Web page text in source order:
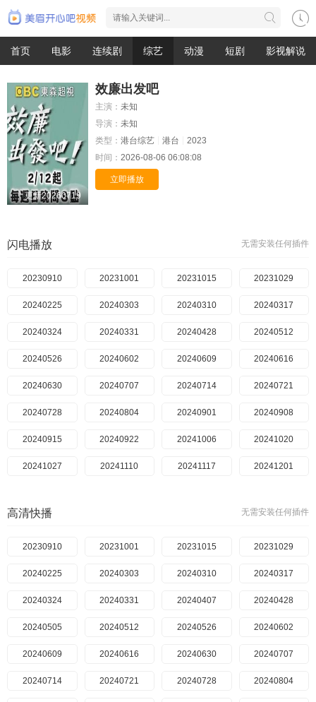
首页 电影 连续剧 综艺 动漫 短剧 影视解说
更新20260719
效廉出发吧
主演： 未知
导演： 未知
类型： 港台综艺 港台
2023
时间： 2026-08-06 06:08:08
立即播放
无需安装任何插件
闪电播放
20230910 20231001 20231015 20231029
20240225 20240303 20240310 20240317
20240324 20240331 20240428 20240512
20240526 20240602 20240609 20240616
20240630 20240707 20240714 20240721
20240728 20240804 20240901 20240908
20240915 20240922 20241006 20241020
20241027 20241110 20241117 20241201
20250112
20250216 20250223 20250302 20250309
20250316 20250323 20250406 20250420
20250504 20250511 20250518 20250608
20250615 20250629 20250713 20250720
20250727 20250810 20250817 20250831
20250914 20250921 20250928 20251005
无需安装任何插件
高清快播
20230910 20231001 20231015 20231029
20240225 20240303 20240310 20240317
20240324 20240331 20240407 20240428
20240505 20240512 20240526 20240602
20240609 20240616 20240630 20240707
20240714 20240721 20240728 20240804